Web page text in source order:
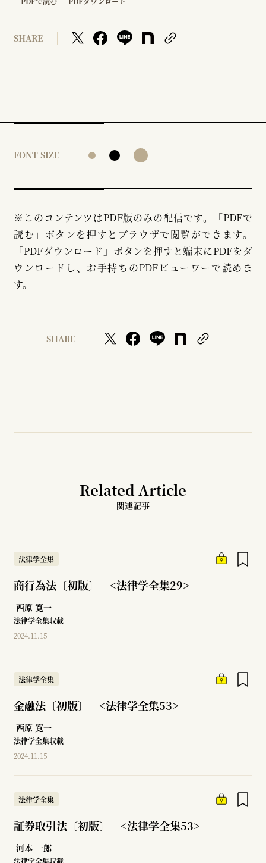
SHARE
FONT SIZE
※このコンテンツはPDF版のみの配信です。「PDFで
読む」ボタンを押すとブラウザで閲覧ができます。
「PDFダウンロード」ボタンを押すと端末にPDFをダ
ウンロードし、お手持ちのPDFビューワーで読めま
す。
SHARE
Related Article
関連記事
法律学全集
商行為法〔初版〕 <法律学全集29>
西原 寛一
法律学全集収載
2024.11.15
法律学全集
金融法〔初版〕 <法律学全集53>
西原 寛一
法律学全集収載
2024.11.15
法律学全集
証券取引法〔初版〕 <法律学全集53>
河本 一郎
法律学全集収載